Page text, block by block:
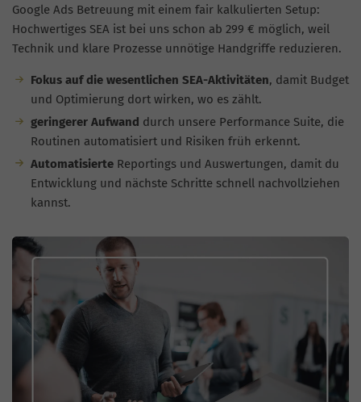
Google Ads Betreuung mit einem fair kalkulierten Setup:
Hochwertiges SEA ist bei uns schon ab 299 € möglich, weil
Technik und klare Prozesse unnötige Handgriffe reduzieren.
Fokus auf die wesentlichen SEA-Aktivitäten, damit Budget
und Optimierung dort wirken, wo es zählt.
geringerer Aufwand durch unsere Performance Suite, die
Routinen automatisiert und Risiken früh erkennt.
AutomatisierteReportings und Auswertungen, damit du
Entwicklung und nächste Schritte schnell nachvollziehen
kannst.